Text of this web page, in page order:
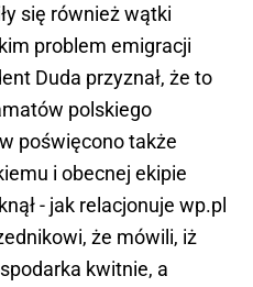
się również wątki
problem emigracji
Duda przyznał, że to
polskiego
poświęcono także
i obecnej ekipie
- jak relacjonuje wp.pl
że mówili, iż
kwitnie, a